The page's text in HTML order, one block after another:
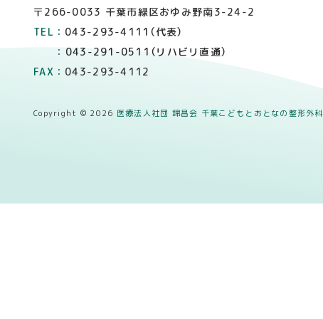
〒266-0033 千葉市緑区おゆみ野南3-24-2
TEL： 043-293-4111（代表）
： 043-291-0511（リハビリ直通）
FAX： 043-293-4112
Copyright © 2026 医療法人社団 錦昌会 千葉こどもとおとなの整形外科